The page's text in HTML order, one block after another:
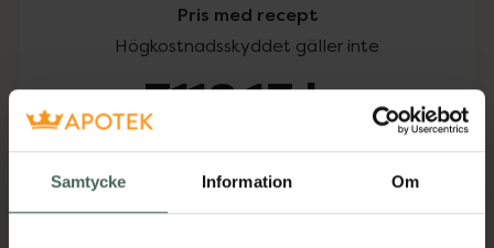
Samtycke Information Om
Pris med recept
Högkostnadsskyddet gäller inte
3118,13 kr
I apotek:3118,13 kr